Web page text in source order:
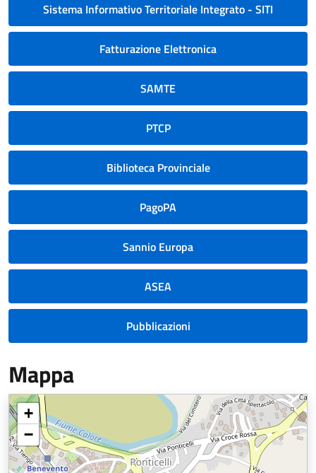
Sistema Informativo Territoriale Integrato - SITI
Fatturazione Elettronica
SAMTE
PTCP
Biblioteca Provinciale
PagoPA
Sannio Europa
ASEA
Pubblicazioni
Mappa
+
−